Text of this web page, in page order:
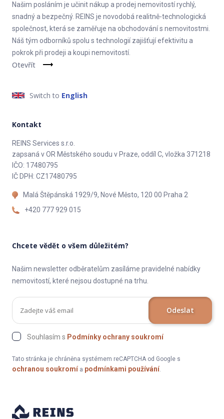
Našim posláním je učinit nákup a prodej nemovitostí rychlý,
snadný a bezpečný. REINS je novodobá realitně-technologická
společnost, která se zaměřuje na obchodování s nemovitostmi.
Náš tým odborníků spolu s technologií zajišťují efektivitu a
pokrok při prodeji a koupi nemovitostí.
Otevřít
Switch to English
Kontakt
REINS Services s.r.o.
zapsaná v OR Městského soudu v Praze, oddíl C, vložka 371218
IČO: 17480795
IČ DPH: CZ17480795
Malá Štěpánská 1929/9, Nové Město, 120 00 Praha 2
+420 777 929 015
Chcete vědět o všem důležitém?
Našim newsletter odběratelům zasíláme pravidelné nabídky
nemovitostí, které nejsou dostupné na trhu.
Odeslat
Souhlasím s Podmínky ochrany soukromí
Tato stránka je chráněna systémem reCAPTCHA od Google s
ochranou soukromí a podmínkami používání.